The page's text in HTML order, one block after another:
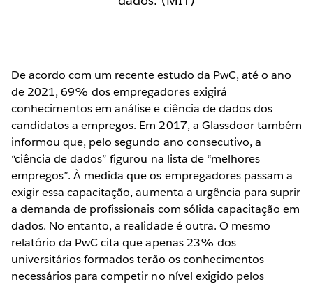
De acordo com um recente estudo da PwC, até o ano
de 2021, 69% dos empregadores exigirá
conhecimentos em análise e ciência de dados dos
candidatos a empregos. Em 2017, a Glassdoor também
informou que, pelo segundo ano consecutivo, a
“ciência de dados” figurou na lista de “melhores
empregos”. À medida que os empregadores passam a
exigir essa capacitação, aumenta a urgência para suprir
a demanda de profissionais com sólida capacitação em
dados. No entanto, a realidade é outra. O mesmo
relatório da PwC cita que apenas 23% dos
universitários formados terão os conhecimentos
necessários para competir no nível exigido pelos